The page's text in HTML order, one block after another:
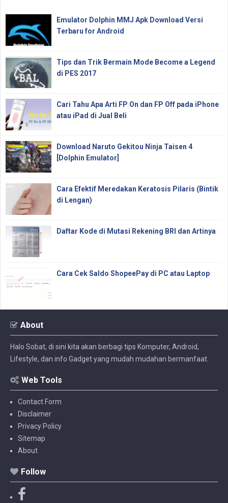
Emulator Dolphin MMJ Apk Download Versi
Terbaru for Android
Tips dan Trik Bermain Mode Become a Legend
di PES 2017
Cari Tahu Apa Arti FP On dan FP Off pada iPhone
atau iPad di Jual Beli
Download Naruto Gekitou Ninja Taisen 4
[Dolphin Emulator]
Cara Efektif Meredakan Keratosis Pilaris (Bintik
di Lengan)
Daftar Kode di Mutasi Rekening BRI dan Artinya
Cara Cek Saldo ShopeePay di PC atau Laptop
About
Halo Sobat, di sini kita akan berbagi tips Komputer, Android,
Lifestyle, dan info Gadget yang mudah mudahan bermanfaat.
Web Tools
Contact Form
Disclaimer
Privacy Policy
Sitemap
About
Follow